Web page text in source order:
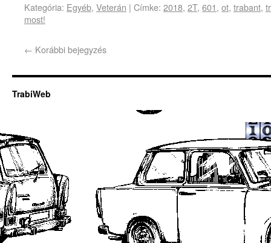
Kategória: Egyéb, Veterán | Címke: 2018, 2T, 601, ot, trabant,
most!
← Korábbi bejegyzés
TrabiWeb